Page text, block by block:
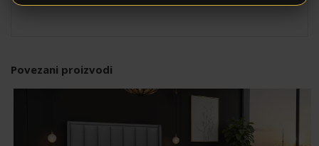
Povezani proizvodi